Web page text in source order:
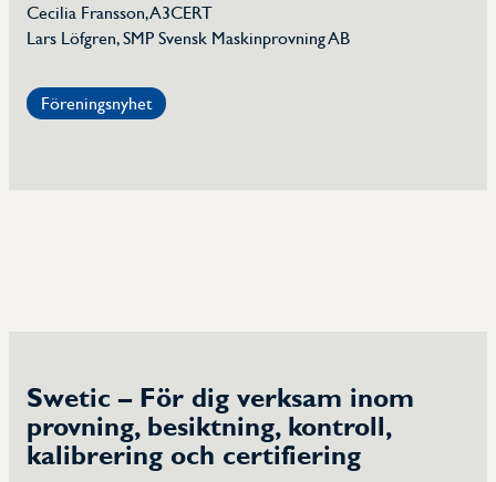
Cecilia Fransson, A3CERT
Lars Löfgren, SMP Svensk Maskinprovning AB
Föreningsnyhet
Swetic – För dig verksam inom
provning, besiktning, kontroll,
kalibrering och certifiering